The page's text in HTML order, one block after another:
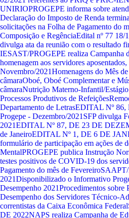
UNIRIOPROGEPE informa sobre
Declaração do Imposto de Renda
solicitações na Folha de Pagamento do
Composição e RegênciaEdital nº 77 18/
divulga ata da reunião com o resultado
IESAST/PROGEPE realiza Campanha
homenagem aos servidores
Novembro/2021Homenagens do Mês
câmaraOboé, Oboé Complementar e
câmaraNutrição Materno-Infantil/
Processos Produtivos de Refeições
Departamento de LetrasEDITAL Nº 86,
Progepe - Dezembro/2021 SFP divulga
2021EDITAL Nº 87, DE 23 DE
de JaneiroEDITAL Nº 1, DE 6 DE
formulário de participação em ações de
MentalPROGEPE publica Instrução
testes positivos de COVID-19 dos
Pagamento do mês de FevereiroSAAPT/
2021Disponibilizado o Informativo
Desempenho 2021Procedimentos sobre
Desempenho dos Servidores Técnico-
correntistas da Caixa Econômica Federal
DE 2022NAPS realiza Campanha de